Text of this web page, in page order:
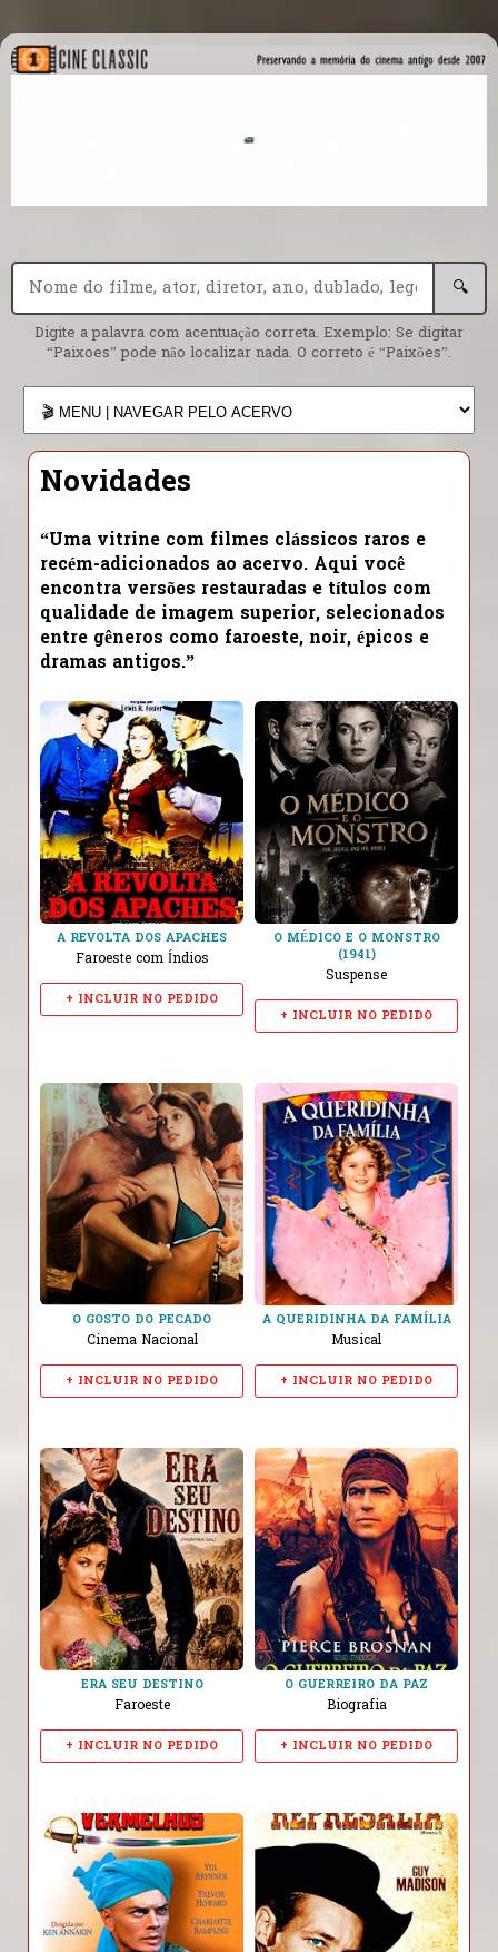
🔍
Digite a palavra com acentuação correta. Exemplo: Se digitar
“Paixoes” pode não localizar nada. O correto é “Paixões”.
Novidades
“Uma vitrine com filmes clássicos raros e
recém-adicionados ao acervo. Aqui você
encontra versões restauradas e títulos com
qualidade de imagem superior, selecionados
entre gêneros como faroeste, noir, épicos e
dramas antigos.”
A REVOLTA DOS APACHES
Faroeste com Índios
+ INCLUIR NO PEDIDO
O MÉDICO E O MONSTRO
(1941)
Suspense
+ INCLUIR NO PEDIDO
O GOSTO DO PECADO
Cinema Nacional
+ INCLUIR NO PEDIDO
A QUERIDINHA DA FAMÍLIA
Musical
+ INCLUIR NO PEDIDO
ERA SEU DESTINO
Faroeste
+ INCLUIR NO PEDIDO
O GUERREIRO DA PAZ
Biografia
+ INCLUIR NO PEDIDO